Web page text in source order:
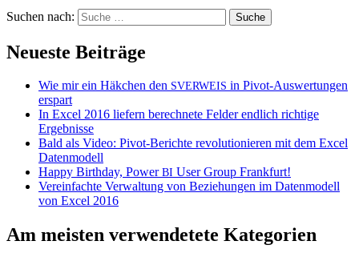
Suchen nach:
Neueste Beiträge
Wie mir ein Häkchen den SVERWEIS in Pivot-Auswertungen
erspart
In Excel 2016 liefern berechnete Felder endlich richtige
Ergebnisse
Bald als Video: Pivot-Berichte revolutionieren mit dem Excel
Datenmodell
Happy Birthday, PowerBI User Group Frankfurt!
Vereinfachte Verwaltung von Beziehungen im Datenmodell
von Excel 2016
Am meisten verwendetete Kategorien